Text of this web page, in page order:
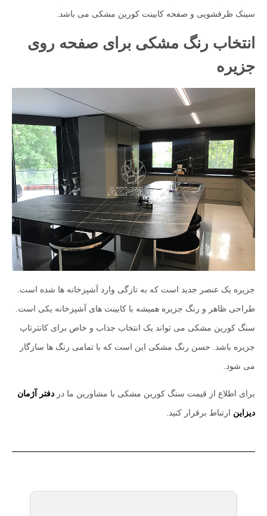
سینک ظرفشویی و صفحه کابینت کورین مشکی می باشد.
انتخاب رنگ مشکی برای صفحه روی
جزیره
جزیره یک عنصر جدید است که به تازگی وارد آشپزخانه ها شده است.
طراحی ظاهر و رنگ جزیره همیشه با کابینت های آشپزخانه یکی است.
سنگ کورین مشکی می تواند یک انتخاب جذاب و خاص برای کانترتاپ
جزیره باشد. حسن رنگ مشکی این است که با تمامی رنگ ها سازگار
می شود.
برای اطلاع از قیمت سنگ کورین مشکی با مشاورین ما در دفتر آژمان
دیزاین ارتباط برقرار کنید.